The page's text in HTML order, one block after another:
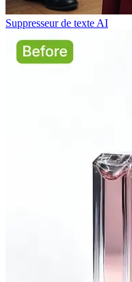
Suppresseur de texte AI